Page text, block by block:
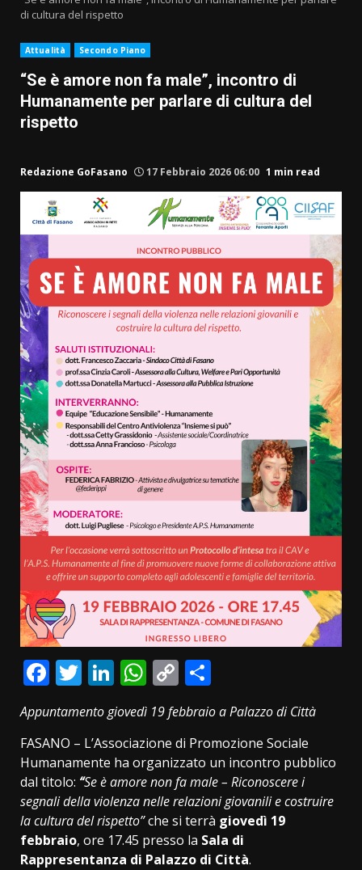
di cultura del rispetto
Attualità Secondo Piano
“Se è amore non fa male”, incontro di
Humanamente per parlare di cultura del
rispetto
Redazione GoFasano 17 Febbraio 2026 06:00 1 min read
Facebook
Twitter
LinkedIn
WhatsApp
Copy
Link
Appuntamento giovedì 19 febbraio a Palazzo di Città
FASANO – L’Associazione di Promozione Sociale
Humanamente ha organizzato un incontro pubblico
dal titolo: “Se è amore non fa male – Riconoscere i
segnali della violenza nelle relazioni giovanili e costruire
la cultura del rispetto”che si terrà giovedì 19
febbraio, ore 17.45 presso la Sala di
Rappresentanza di Palazzo di Città.